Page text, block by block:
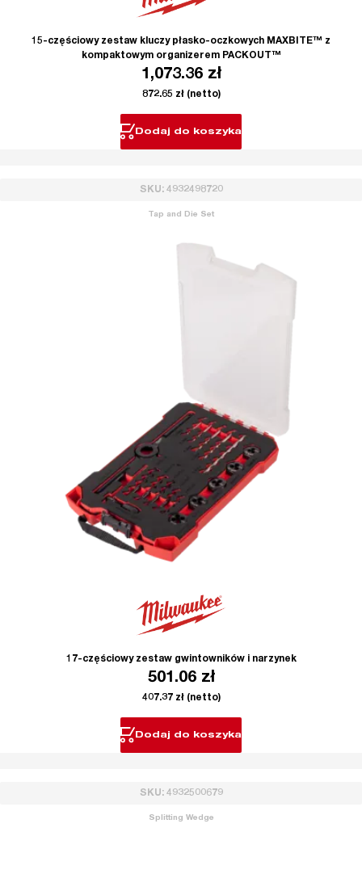
15-częściowy zestaw kluczy płasko-oczkowych MAXBITE™ z
kompaktowym organizerem PACKOUT™
1,073.36 zł
872.65 zł(netto)
Dodaj do koszyka
SKU: 4932498720
Tap and Die Set
17-częściowy zestaw gwintowników i narzynek
501.06 zł
407.37 zł(netto)
Dodaj do koszyka
SKU: 4932500679
Splitting Wedge